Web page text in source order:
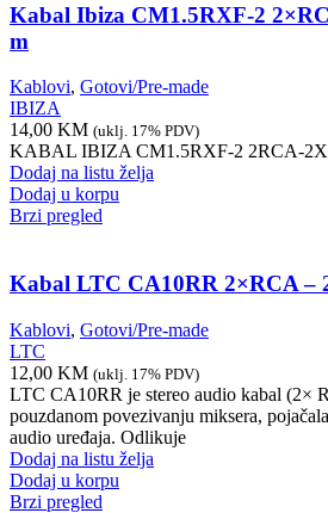
Kabal Ibiza CM1.5RXF-2
m
Kablovi, Gotovi/Pre-made
IBIZA
14,00 KM (uklj. 17% PDV)
KABAL IBIZA CM1.5RXF-2 2RCA-
Dodaj na listu želja
Dodaj u korpu
Brzi pregled
Kabal LTC CA10RR 2×RCA –
Kablovi, Gotovi/Pre-made
LTC
12,00 KM (uklj. 17% PDV)
LTC CA10RR je stereo audio kabal (2×
pouzdanom povezivanju miksera,
audio uređaja. Odlikuje
Dodaj na listu želja
Dodaj u korpu
Brzi pregled